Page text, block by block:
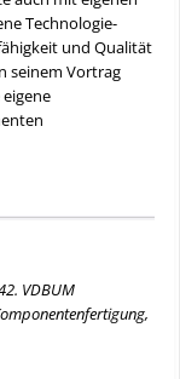
Technologie-
und Qualität
seinem Vortrag
VDBUM